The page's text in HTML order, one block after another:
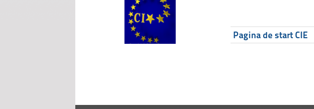
Pagina de start CIE